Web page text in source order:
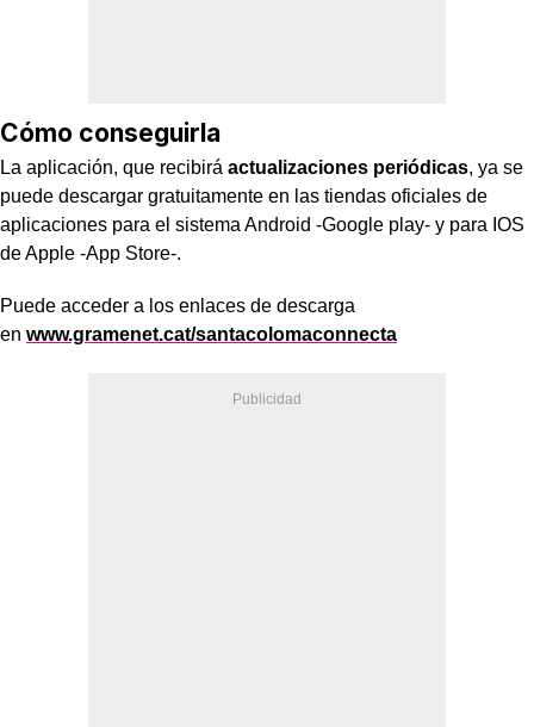
Cómo conseguirla
La aplicación, que recibirá actualizaciones periódicas, ya se
puede descargar gratuitamente en las tiendas oficiales de
aplicaciones para el sistema Android -Google play- y para IOS
de Apple -App Store-.
Puede acceder a los enlaces de descarga
en www.gramenet.cat/santacolomaconnecta